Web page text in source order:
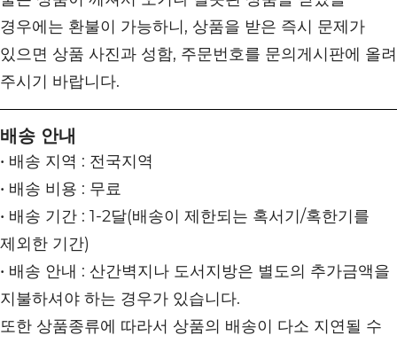
경우에는 환불이 가능하니, 상품을 받은 즉시 문제가
있으면 상품 사진과 성함, 주문번호를 문의게시판에 올려
주시기 바랍니다.
배송 안내
• 배송 지역 : 전국지역
• 배송 비용 : 무료
• 배송 기간 : 1-2달(배송이 제한되는 혹서기/혹한기를
제외한 기간)
• 배송 안내 : 산간벽지나 도서지방은 별도의 추가금액을
지불하셔야 하는 경우가 있습니다.
또한 상품종류에 따라서 상품의 배송이 다소 지연될 수